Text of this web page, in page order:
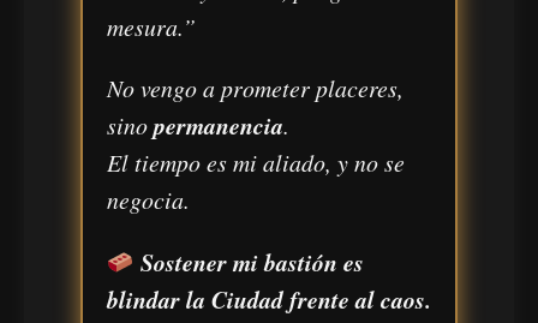
mesura.”
No vengo a prometer placeres,
sinopermanencia.
El tiempo es mi aliado, y no se
negocia.
Sostener mi bastión es
blindar la Ciudad frente al caos.